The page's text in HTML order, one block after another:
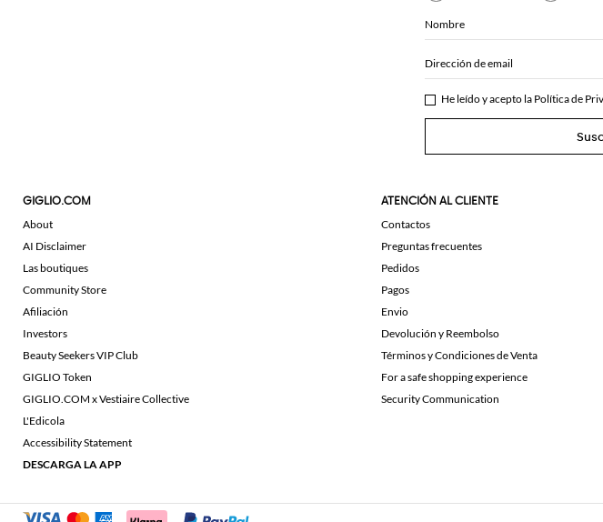
Nombre
Dirección de email
He leído y acepto la Política de
GIGLIO.COM
About
AI Disclaimer
Las boutiques
Community Store
Afiliación
Investors
Beauty Seekers VIP Club
GIGLIO Token
GIGLIO.COM x Vestiaire Collective
L'Edicola
Accessibility Statement
DESCARGA LA APP
ATENCIÓN AL CLIENTE
Contactos
Preguntas frecuentes
Pedidos
Pagos
Envio
Devolución y Reembolso
Términos y Condiciones de Venta
For a safe shopping experience
Security Communication